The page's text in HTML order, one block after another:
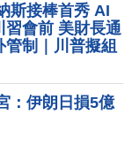
斯接棒首秀 AI
習會前 美財長通
制｜川普擬組
陶宛表態加入｜
體通膨成行 代
：伊朗日損5億